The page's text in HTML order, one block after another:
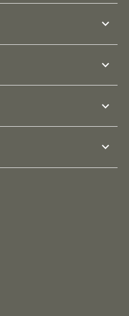
expand_more
expand_more
expand_more
expand_more